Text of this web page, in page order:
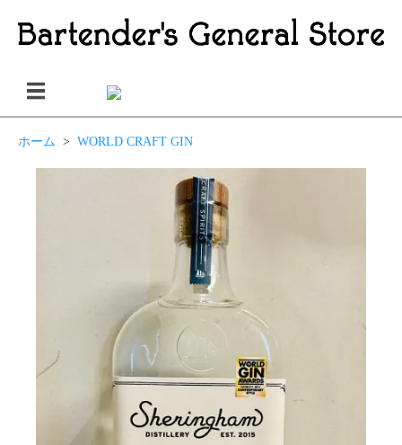
ホーム > WORLD CRAFT GIN